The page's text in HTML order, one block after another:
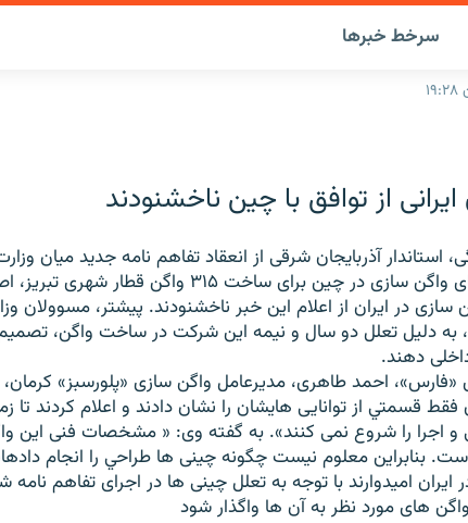
سرخط‌ خبرها
از توافق با چین ناخشنودند
استاندار آذربايجان شرقی از انعقاد تفاهم نامه جديد میان
یکی از شرکت های واگن سازی در چين برای ساخت
سازی در ایران از اعلام این خبر ناخشنودند. پیشتر، مسوولان
به دلیل تعلل دو سال و نیمه این شرکت در ساخت واگن،
دهند.
«فارس»، احمد طاهری، مديرعامل واگن سازی «پلورسبز»
قسمتي از توانايی هايشان را نشان دادند و اعلام كردند تا
و اجرا را شروع نمی ‏كنند». به گفته وی: « مشخصات فنی اين
معلوم نیست چگونه چينی ها طراحي را انجام
ایران امیدوارند با توجه به تعلل چینی ها در اجرای تفاهم
های مورد نظر به آن ها واگذار شود